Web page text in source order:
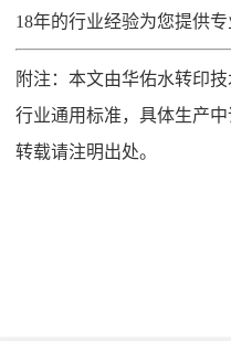
18年的行业经验为您提供专
附注：本文由华佑水转印
行业通用标准，具体生产
转载请注明出处。